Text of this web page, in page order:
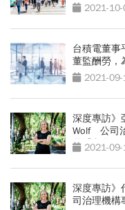
2021-
台積電董事
董監酬勞，
2021-
深度專訪》
Wolf 公司
是「文化」
2021-
深度專訪》
司治理機構